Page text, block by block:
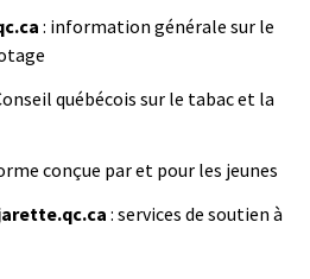
: information générale sur le
québécois sur le tabac et la
conçue par et pour les jeunes
: services de soutien à